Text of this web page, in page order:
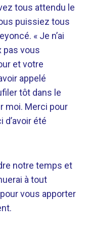
tous attendu le
puissiez tous
« Je n’ai
pas vous
et votre
appelé
tôt dans le
moi. Merci pour
été
notre temps et
à tout
vous apporter